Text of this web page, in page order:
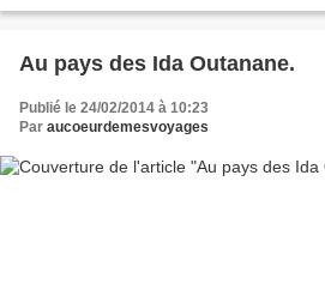
Au pays des Ida Outanane.
Publié le 24/02/2014 à 10:23
Par aucoeurdemesvoyages